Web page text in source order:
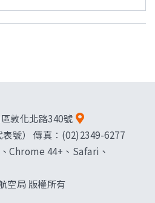
敦化北路340號
號） 傳真：(02)2349-6277
Chrome 44+、Safari、
空局 版權所有